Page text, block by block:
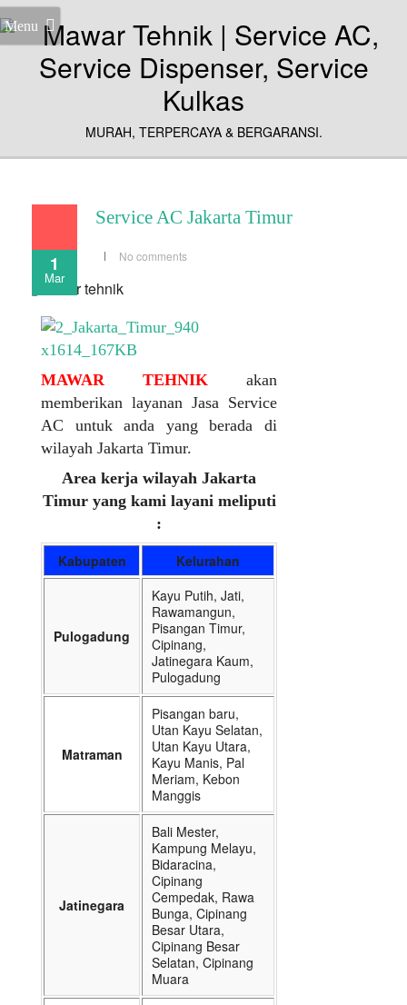
Menu
MURAH, TERPERCAYA & BERGARANSI.
1
Mar
Service AC Jakarta Timur
No comments
MAWAR TEHNIK akan
memberikan layanan Jasa Service
AC untuk anda yang berada di
wilayah Jakarta Timur.
Area kerja wilayah Jakarta
Timur yang kami layani meliputi
:
Kabupaten Kelurahan
Pulogadung
Kayu Putih, Jati,
Rawamangun,
Pisangan Timur,
Cipinang,
Jatinegara Kaum,
Pulogadung
Matraman
Pisangan baru,
Utan Kayu Selatan,
Utan Kayu Utara,
Kayu Manis, Pal
Meriam, Kebon
Manggis
Jatinegara
Bali Mester,
Kampung Melayu,
Bidaracina,
Cipinang
Cempedak, Rawa
Bunga, Cipinang
Besar Utara,
Cipinang Besar
Selatan, Cipinang
Muara